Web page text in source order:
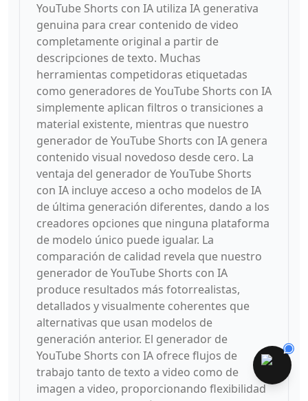
YouTube Shorts con IA utiliza IA generativa
genuina para crear contenido de video
completamente original a partir de
descripciones de texto. Muchas
herramientas competidoras etiquetadas
como generadores de YouTube Shorts con IA
simplemente aplican filtros o transiciones a
material existente, mientras que nuestro
generador de YouTube Shorts con IA genera
contenido visual novedoso desde cero. La
ventaja del generador de YouTube Shorts
con IA incluye acceso a ocho modelos de IA
de última generación diferentes, dando a los
creadores opciones que ninguna plataforma
de modelo único puede igualar. La
comparación de calidad revela que nuestro
generador de YouTube Shorts con IA
produce resultados más fotorrealistas,
detallados y visualmente coherentes que
alternativas que usan modelos de
generación anterior. El generador de
YouTube Shorts con IA ofrece flujos de
trabajo tanto de texto a video como de
imagen a video, proporcionando flexibilidad